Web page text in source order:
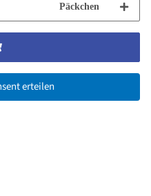
Päckchen
erteilen